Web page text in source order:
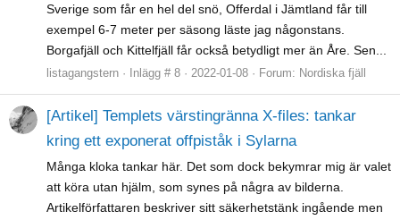
Sverige som får en hel del snö, Offerdal i Jämtland får till
exempel 6-7 meter per säsong läste jag någonstans.
Borgafjäll och Kittelfjäll får också betydligt mer än Åre. Sen...
listagangstern Inlägg # 8 2022-01-08 Forum: Nordiska fjäll
[Artikel] Templets värstingränna X-files: tankar
kring ett exponerat offpiståk i Sylarna
Många kloka tankar här. Det som dock bekymrar mig är valet
att köra utan hjälm, som synes på några av bilderna.
Artikelförfattaren beskriver sitt säkerhetstänk ingående men